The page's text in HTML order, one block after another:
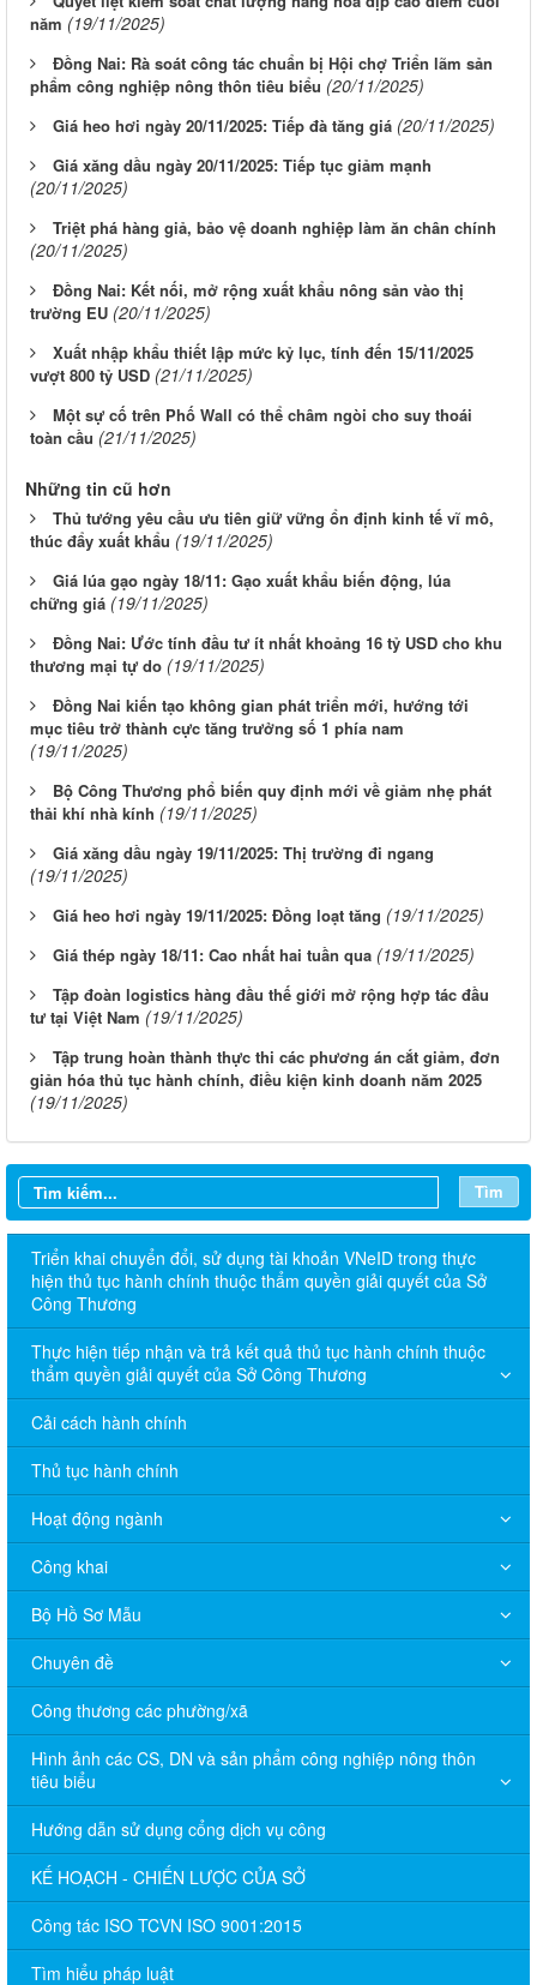
năm (19/11/2025)
Đồng Nai: Rà soát công tác chuẩn bị Hội chợ Triển lãm sản
phẩm công nghiệp nông thôn tiêu biểu (20/11/2025)
Giá heo hơi ngày 20/11/2025: Tiếp đà tăng giá (20/11/2025)
Giá xăng dầu ngày 20/11/2025: Tiếp tục giảm mạnh
(20/11/2025)
Triệt phá hàng giả, bảo vệ doanh nghiệp làm ăn chân chính
(20/11/2025)
Đồng Nai: Kết nối, mở rộng xuất khẩu nông sản vào thị
trường EU (20/11/2025)
Xuất nhập khẩu thiết lập mức kỷ lục, tính đến 15/11/2025
vượt 800 tỷ USD (21/11/2025)
Một sự cố trên Phố Wall có thể châm ngòi cho suy thoái
toàn cầu (21/11/2025)
Những tin cũ hơn
Thủ tướng yêu cầu ưu tiên giữ vững ổn định kinh tế vĩ mô,
thúc đẩy xuất khẩu (19/11/2025)
Giá lúa gạo ngày 18/11: Gạo xuất khẩu biến động, lúa
chững giá (19/11/2025)
Đồng Nai: Ước tính đầu tư ít nhất khoảng 16 tỷ USD cho khu
thương mại tự do (19/11/2025)
Đồng Nai kiến tạo không gian phát triển mới, hướng tới
mục tiêu trở thành cực tăng trưởng số 1 phía nam
(19/11/2025)
Bộ Công Thương phổ biến quy định mới về giảm nhẹ phát
thải khí nhà kính (19/11/2025)
Giá xăng dầu ngày 19/11/2025: Thị trường đi ngang
(19/11/2025)
Giá heo hơi ngày 19/11/2025: Đồng loạt tăng (19/11/2025)
Giá thép ngày 18/11: Cao nhất hai tuần qua (19/11/2025)
Tập đoàn logistics hàng đầu thế giới mở rộng hợp tác đầu
tư tại Việt Nam (19/11/2025)
Tập trung hoàn thành thực thi các phương án cắt giảm, đơn
giản hóa thủ tục hành chính, điều kiện kinh doanh năm 2025
(19/11/2025)
Tìm
Triển khai chuyển đổi, sử dụng tài khoản VNeID trong thực
hiện thủ tục hành chính thuộc thẩm quyền giải quyết của Sở
Công Thương
Thực hiện tiếp nhận và trả kết quả thủ tục hành chính thuộc
thẩm quyền giải quyết của Sở Công Thương
Cải cách hành chính
Thủ tục hành chính
Hoạt động ngành
Công khai
Bộ Hồ Sơ Mẫu
Chuyên đề
Công thương các phường/xã
Hình ảnh các CS, DN và sản phẩm công nghiệp nông thôn
tiêu biểu
Hướng dẫn sử dụng cổng dịch vụ công
KẾ HOẠCH - CHIẾN LƯỢC CỦA SỞ
Công tác ISO TCVN ISO 9001:2015
Tìm hiểu pháp luật